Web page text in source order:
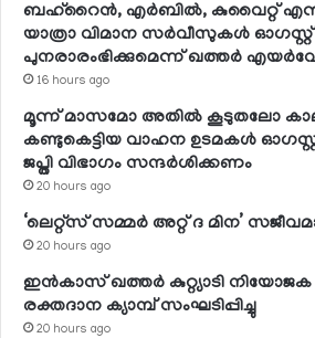
ബഹ്റൈന്‍, എര്‍ബില്‍, കുവൈറ്റ്
യാത്രാ വിമാന സര്‍വീസുകള്‍
പുനരാരംഭിക്കുമെന്ന് ഖത്തര്‍
16 hours ago
മൂന്ന് മാസമോ അതില്‍ കൂടുതലോ
കണ്ടുകെട്ടിയ വാഹന ഉടമകള്‍
ജപ്തി വിഭാഗം സന്ദര്‍ശിക്കണം
20 hours ago
‘ലെറ്റ്‌സ് സമ്മര്‍ അറ്റ് ദ മിന’
20 hours ago
ഇന്‍കാസ് ഖത്തര്‍ കുറ്റ്യാടി നിയോജക
രക്തദാന ക്യാമ്പ് സംഘടിപ്പിച്ചു
20 hours ago